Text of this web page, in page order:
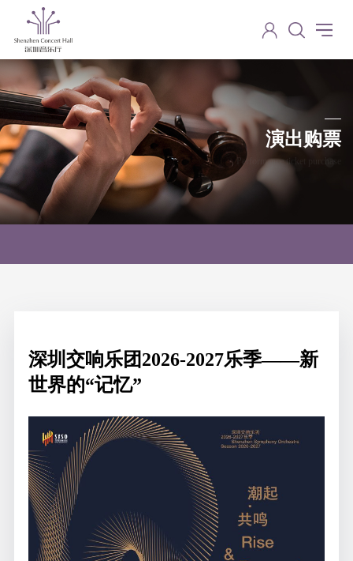
演出购票
Performance ticket purchase
深圳交响乐团2026-2027乐季——新
世界的“记忆”